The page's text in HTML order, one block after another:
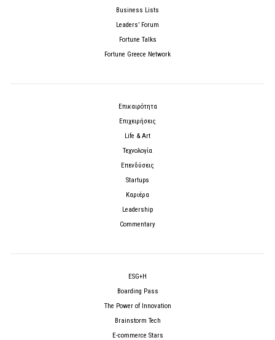
Business Lists
Leaders’ Forum
Fortune Talks
Fortune Greece Network
Επικαιρότητα
Επιχειρήσεις
Life & Art
Τεχνολογία
Επενδύσεις
Startups
Καριέρα
Leadership
Commentary
ESG+H
Boarding Pass
The Power of Innovation
Brainstorm Tech
E-commerce Stars